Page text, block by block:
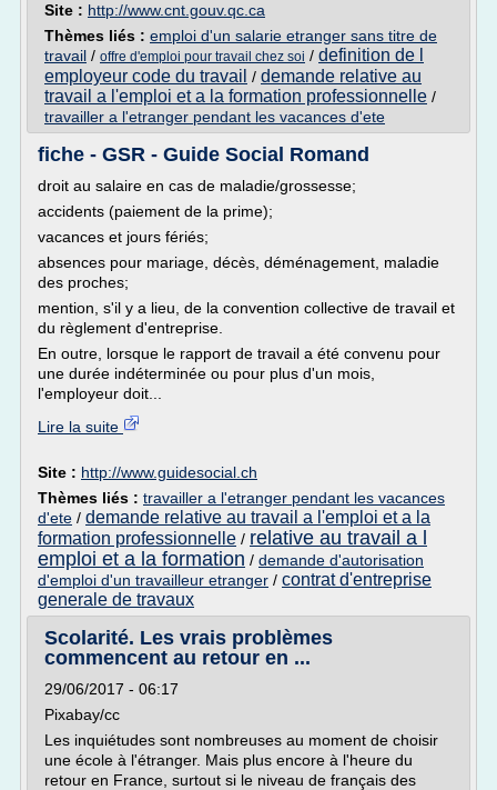
Site : http://www.cnt.gouv.qc.ca
Thèmes liés : emploi d'un salarie etranger sans titre de
travail / offre d'emploi pour travail chez soi / definition de l
employeur code du travail / demande relative au
travail a l'emploi et a la formation professionnelle /
travailler a l'etranger pendant les vacances d'ete
fiche - GSR - Guide Social Romand
droit au salaire en cas de maladie/grossesse;
accidents (paiement de la prime);
vacances et jours fériés;
absences pour mariage, décès, déménagement, maladie
des proches;
mention, s'il y a lieu, de la convention collective de travail et
du règlement d'entreprise.
En outre, lorsque le rapport de travail a été convenu pour
une durée indéterminée ou pour plus d'un mois,
l'employeur doit...
Lire la suite
Site : http://www.guidesocial.ch
Thèmes liés : travailler a l'etranger pendant les vacances
d'ete / demande relative au travail a l'emploi et a la
formation professionnelle / relative au travail a l
emploi et a la formation / demande d'autorisation
d'emploi d'un travailleur etranger / contrat d'entreprise
generale de travaux
Scolarité. Les vrais problèmes
commencent au retour en ...
29/06/2017 - 06:17
Pixabay/cc
Les inquiétudes sont nombreuses au moment de choisir
une école à l'étranger. Mais plus encore à l'heure du
retour en France, surtout si le niveau de français des